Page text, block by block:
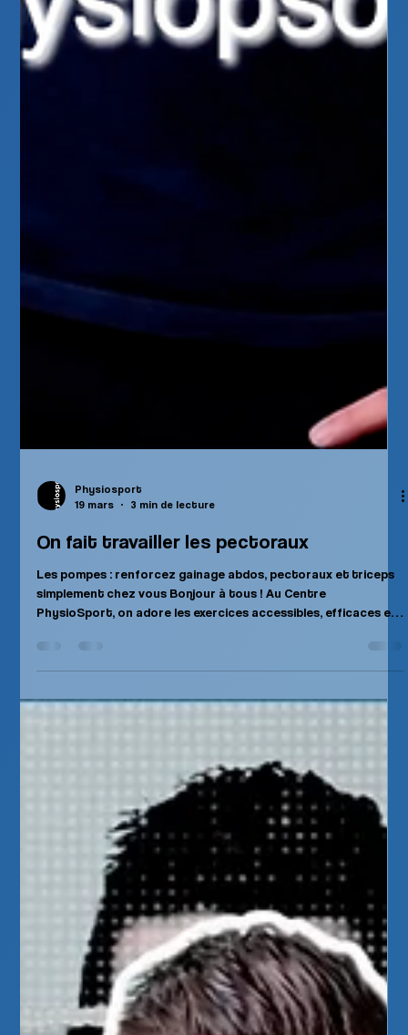
3 min de lecture
On fait travailler les pectoraux
Les pompes : renforcez gainage abdos, pectoraux et triceps
simplement chez vous Bonjour à tous ! Au Centre
PhysioSport, on adore les exercices accessibles, efficaces et
sans matériel. Aujourd’hui, focus sur les pompes (ou «
pompages » comme on dit parfois) : un mouvement roi pour
travailler le haut du corps et le gainage abdominal. Que vous
soyez débutant ou plus confirmé, il y a une version pour vous !
On fait travailler les pectoraux Pour les débutants : les
pompes sur les